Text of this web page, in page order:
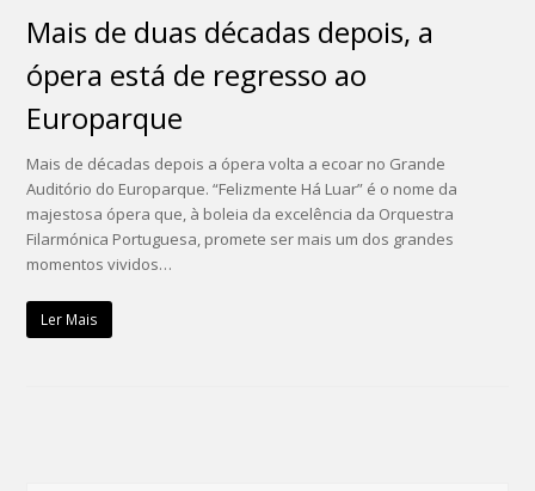
Mais de duas décadas depois, a
ópera está de regresso ao
Europarque
Mais de décadas depois a ópera volta a ecoar no Grande
Auditório do Europarque. “Felizmente Há Luar” é o nome da
majestosa ópera que, à boleia da excelência da Orquestra
Filarmónica Portuguesa, promete ser mais um dos grandes
momentos vividos…
Ler Mais